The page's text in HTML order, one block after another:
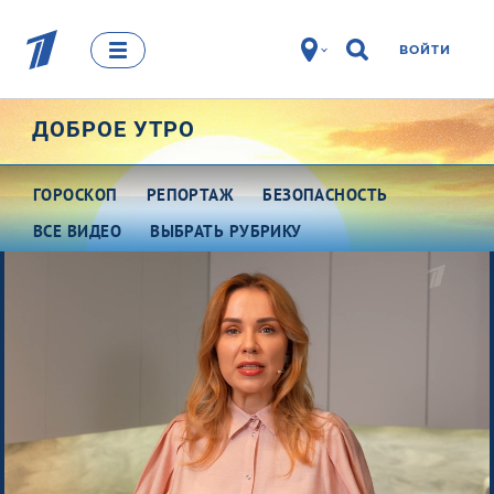
ВОЙТИ
ДОБРОЕ УТРО
ГОРОСКОП РЕПОРТАЖ
БЕЗОПАСНОСТЬ
ВСЕ ВИДЕО
Разговоры о важном
ВЫБРАТЬ РУБРИКУ